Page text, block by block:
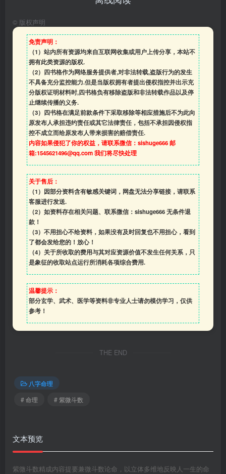
© 版权声明
免责声明：
（1）站内所有资源均来自互联网收集或用户上传分享，本站不
拥有此类资源的版权.
（2）四书格作为网络服务提供者,对非法转载,盗版行为的发生
不具备充分监控能力.但是当版权拥有者提出侵权指控并出示充
分版权证明材料时,四书格负有移除盗版和非法转载作品以及停
止继续传播的义务.
（3）四书格在满足前款条件下采取移除等相应措施后不为此向
原发布人承担违约责任或其它法律责任，包括不承担因侵权指
控不成立而给原发布人带来损害的赔偿责任.
内容如果侵犯了你的权益，请联系微信：sishuge666 邮
箱:1545621496@qq.com 我们将尽快处理
关于售后：
（1）因部分资料含有敏感关键词，网盘无法分享链接，请联系
客服进行发送.
（2）如资料存在相关问题、联系微信：sishuge666 无条件退
款！
（3） 不用担心不给资料，如果没有及时回复也不用担心，看到
了都会发给您的！放心！
（4） 关于所收取的费用与其对应资源价值不发生任何关系，只
是象征的收取站点运行所消耗各项综合费用.
温馨提示：
部分玄学、武术、医学等资料非专业人士请勿模仿学习，仅供
参考！
THE END
八字命理
# 命理
# 紫微斗数
文本预览
紫微斗数精成内容提要兼微斗数论命，以立体多维地反映人一生的命